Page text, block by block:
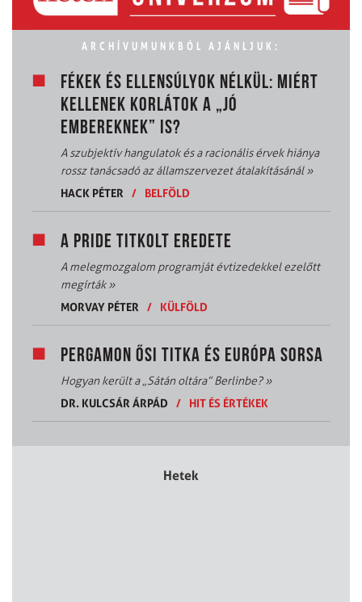
ARCHÍVUMUNKBÓL AJÁNLJUK:
FÉKEK ÉS ELLENSÚLYOK NÉLKÜL: MIÉRT
KELLENEK KORLÁTOK A „JÓ
EMBEREKNEK” IS?
A szubjektív hangulatok és a racionális érvek hiánya
rossz tanácsadó az államszervezet átalakításánál»
HACK PÉTER / BELFÖLD
A PRIDE TITKOLT EREDETE
A melegmozgalom programját évtizedekkel ezelőtt
megírták»
MORVAY PÉTER / KÜLFÖLD
PERGAMON ŐSI TITKA ÉS EURÓPA SORSA
Hogyan került a „Sátán oltára” Berlinbe?»
DR. KULCSÁR ÁRPÁD
/ HIT ÉS ÉRTÉKEK
Hetek